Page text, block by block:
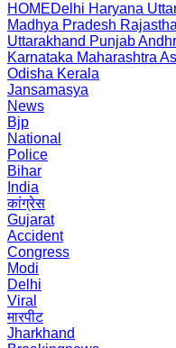
HOMEDelhi Haryana
Madhya Pradesh
Uttarakhand Punjab
Karnataka Maharashtra
Odisha Kerala
Jansamasya
News
Bjp
National
Police
Bihar
India
कांग्रेस
Gujarat
Accident
Congress
Modi
Delhi
Viral
मारपीट
Jharkhand